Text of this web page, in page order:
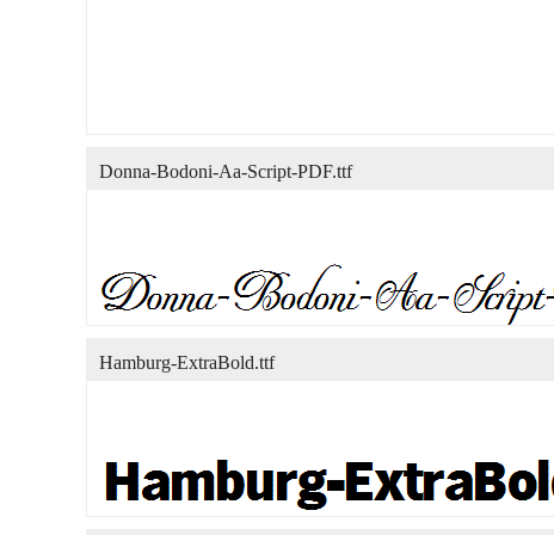
Donna-Bodoni-Aa-Script-PDF.ttf
Hamburg-ExtraBold.ttf